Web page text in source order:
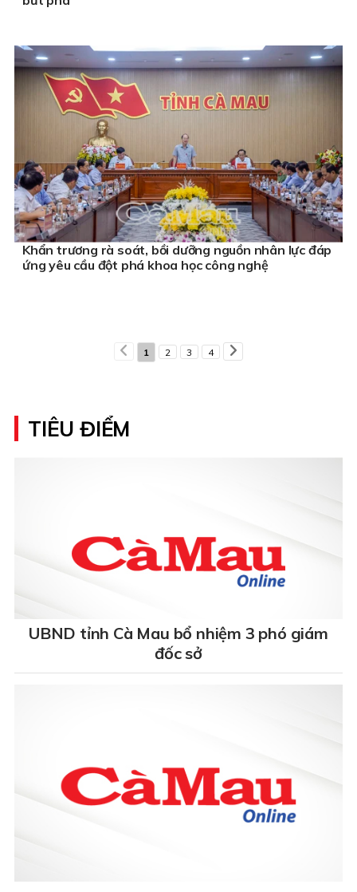
Khẩn trương rà soát, bồi dưỡng nguồn nhân lực đáp
ứng yêu cầu đột phá khoa học công nghệ
1 2 3 4
TIÊU ĐIỂM
UBND tỉnh Cà Mau bổ nhiệm 3 phó giám
đốc sở